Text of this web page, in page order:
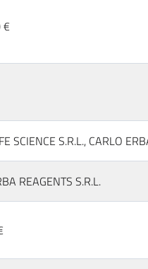
€
SCIENCE S.R.L., CARLO
REAGENTS S.R.L.